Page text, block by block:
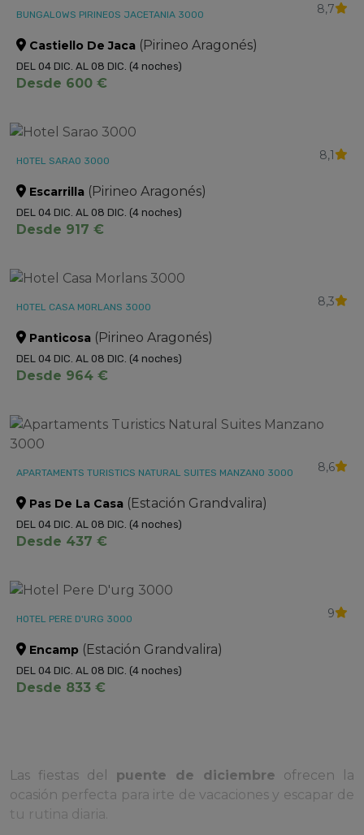
BUNGALOWS PIRINEOS JACETANIA 3000 8,7
Castiello De Jaca (Pirineo Aragonés)
DEL 04 DIC. AL 08 DIC. (4 noches)
Desde 600 €
HOTEL SARAO 3000 8,1
Escarrilla (Pirineo Aragonés)
DEL 04 DIC. AL 08 DIC. (4 noches)
Desde 917 €
HOTEL CASA MORLANS 3000 8,3
Panticosa (Pirineo Aragonés)
DEL 04 DIC. AL 08 DIC. (4 noches)
Desde 964 €
APARTAMENTS TURISTICS NATURAL SUITES MANZANO 3000 8,6
Pas De La Casa (Estación Grandvalira)
DEL 04 DIC. AL 08 DIC. (4 noches)
Desde 437 €
HOTEL PERE D'URG 3000 9
Encamp (Estación Grandvalira)
DEL 04 DIC. AL 08 DIC. (4 noches)
Desde 833 €
Las fiestas del puente de diciembre ofrecen la
ocasión perfecta para irte de vacaciones y escapar de
tu rutina diaria.